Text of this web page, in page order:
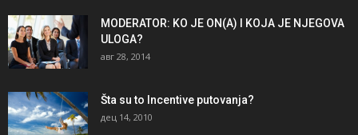
MODERATOR: KO JE ON(A) I KOJA JE NJEGOVA
ULOGA?
авг 28, 2014
Šta su to Incentive putovanja?
дец 14, 2010